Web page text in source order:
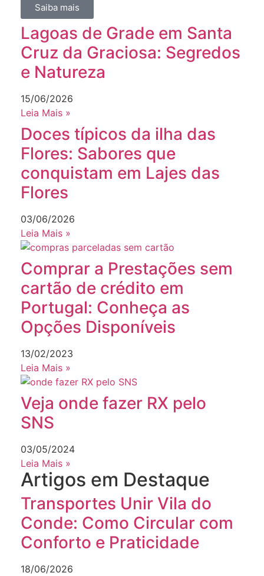
Saiba mais
Lagoas de Grade em Santa
Cruz da Graciosa: Segredos
e Natureza
15/06/2026
Leia Mais »
Doces típicos da ilha das
Flores: Sabores que
conquistam em Lajes das
Flores
03/06/2026
Leia Mais »
Comprar a Prestações sem
cartão de crédito em
Portugal: Conheça as
Opções Disponíveis
13/02/2023
Leia Mais »
Veja onde fazer RX pelo
SNS
03/05/2024
Leia Mais »
Artigos em Destaque
Transportes Unir Vila do
Conde: Como Circular com
Conforto e Praticidade
18/06/2026